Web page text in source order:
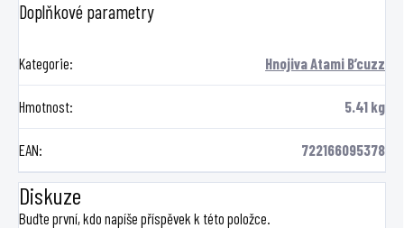
Doplňkové parametry
Kategorie: Hnojiva Atami B’cuzz
Hmotnost: 5.41 kg
EAN: 722166095378
Diskuze
Buďte první, kdo napíše příspěvek k této položce.